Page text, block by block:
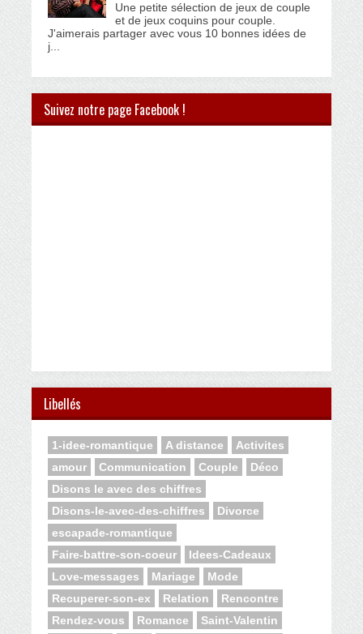
Une petite sélection de jeux de couple
et de jeux coquins pour couple.
J'aimerais partager avec vous 10 bonnes idées de
j...
Suivez notre page Facebook !
Libellés
1-idee-romantique A distance
Activites
amour
Communication Couple
Déco
Disons le avec des chiffres
Disons-le-avec-des-chiffres
Divorce
escapade-romantique
Faire-battre-son-coeur
Idees-Cadeaux
Love-messages
Mariage
Mode
Recuperer-son-ex
Relation
Rencontre
Rendez-vous
Romance
Saint-Valentin